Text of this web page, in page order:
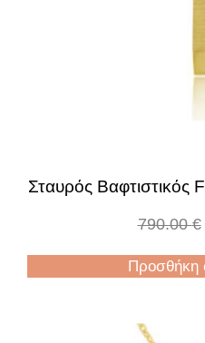
Σταυρός
790.00€
Προσθήκη